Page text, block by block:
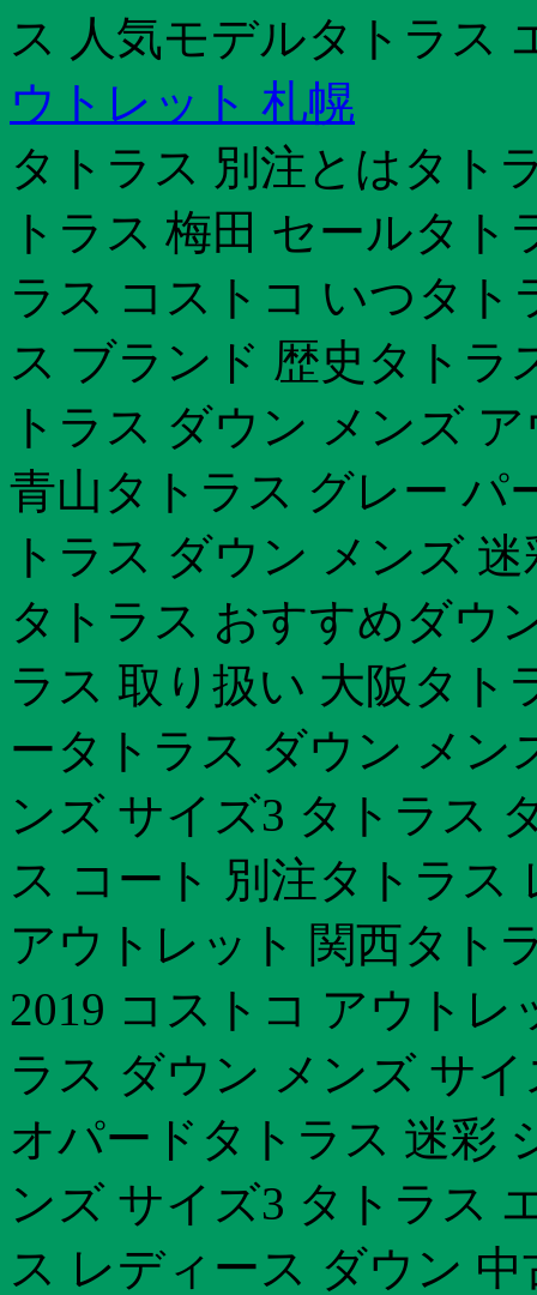
ス 人気モデルタトラス
ウトレット 札幌
タトラス 別注とはタト
トラス 梅田 セールタ
ラス コストコ いつタト
ス ブランド 歴史タトラ
トラス ダウン メンズ
青山タトラス グレー パ
トラス ダウン メンズ 迷
タトラス おすすめダウ
ラス 取り扱い 大阪タト
ータトラス ダウン メン
ンズ サイズ3 タトラス
ス コート 別注タトラス
アウトレット 関西タト
2019 コストコ アウト
ラス ダウン メンズ サ
オパードタトラス 迷彩
ンズ サイズ3 タトラス
ス レディース ダウン